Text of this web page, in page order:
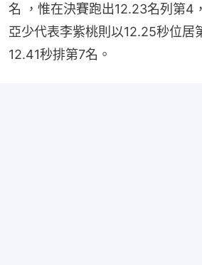
名 ，惟在決賽跑出12.23名列第4
亞少代表李紫桃則以12.25秒位居
12.41秒排第7名。